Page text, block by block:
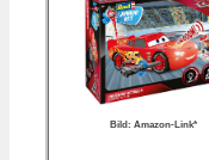
Bild: Amazon-Link*